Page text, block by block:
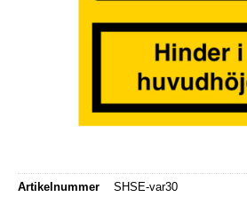
Artikelnummer SHSE-var30